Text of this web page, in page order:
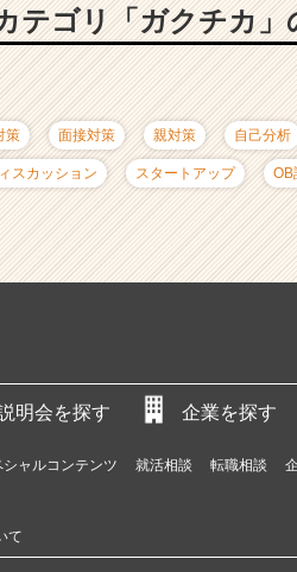
テゴリ「ガクチカ」
策 面接対策 親対策 自己分析
スカッション スタートアップ OB
明会を探す 企業を探す
シャルコンテンツ 就活相談 転職相談
て